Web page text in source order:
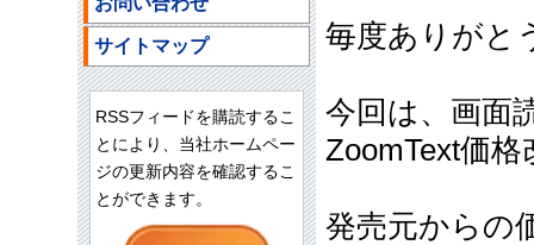
毎度ありがと
今回は、画面
ZoomText価
発売元からの
サイトマップ
RSSフィードを購読するこ
とにより、当社ホームペー
ジの更新内容を確認するこ
とができます。